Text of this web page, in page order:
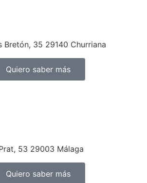
Bretón, 35 29140 Churriana
Quiero saber más
53 29003 Málaga
Quiero saber más